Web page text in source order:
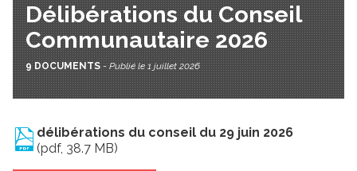
Délibérations du Conseil
Communautaire 2026
9 DOCUMENTS-Publié le 1 juillet 2026
délibérations du conseil du 29 juin 2026
(pdf, 38.7 MB)